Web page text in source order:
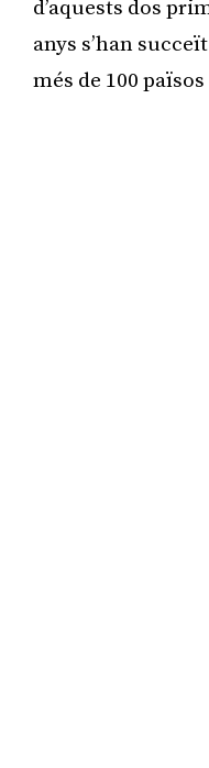
d’aquests dos
anys s’han
més de 100